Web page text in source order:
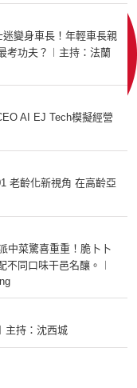
迷變身車長！年輕車長親
考功夫？︱主持：法蘭
AI EJ Tech模擬經營
老齡化新視角 在高齡亞
中菜驚喜重重！脆卜卜
同口味干邑名釀。︱
主持：沈西城